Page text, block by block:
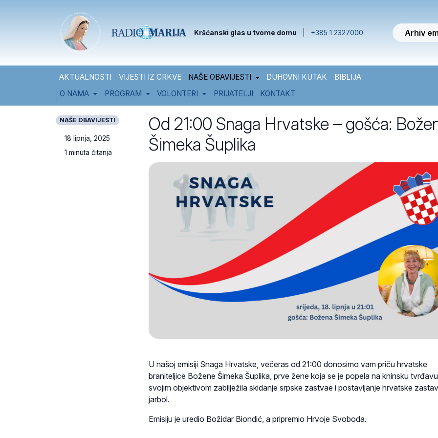
Kršćanski glas u tvome domu +385 1 2327000 Arhiv
AKTUALNOSTI VIJESTI IZ CRKVE NAŠE OBAVIJESTI DUHOVNI KUTAK
BIBLIJA
O NAMA
PROGRAM VOLONTERI PRIJATELJI KONTAKT
NAŠE OBAVIJESTI
18 lipnja, 2025
1 minuta čitanja
Od 21:00 Snaga Hrvatske – gošća:
Šimeka Šuplika
U našoj emisiji Snaga Hrvatske, večeras od 21:00 donosimo vam priču hrvatske
braniteljice Božene Šimeka Šuplika, prve žene koja se je popela na kninsku
svojim objektivom zabilježila skidanje srpske zastvae i postavljanje hrvatske
jarbol.
Emisiju je uredio Božidar Biondić, a pripremio Hrvoje Svoboda.